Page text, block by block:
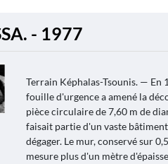
- 1977
Terrain Képhalas-Tsounis. — En
fouille d'urgence a amené la
pièce circulaire de 7,60 m de
faisait partie d'un vaste
dégager. Le mur, conservé sur
mesure plus d'un mètre